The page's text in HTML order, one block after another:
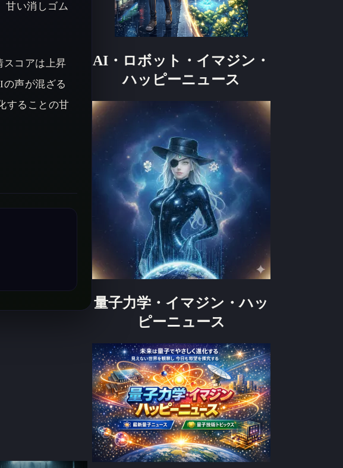
甘い消しゴム
スコアは上昇
声が混ざる
することの甘
AI・ロボット・イマジン・
ハッピーニュース
量子力学・イマジン・ハッ
ピーニュース